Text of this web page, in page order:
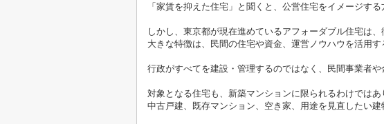
「家賃を抑えた住宅」と聞くと、公営住宅をイメージする
しかし、東京都が現在進めているアフォーダブル住宅は
大きな特徴は、民間の住宅や資金、運営ノウハウを活用す
行政がすべてを建設・管理するのではなく、民間事業者
対象となる住宅も、新築マンションに限られるわけではあ
中古戸建、既存マンション、空き家、用途を見直したい